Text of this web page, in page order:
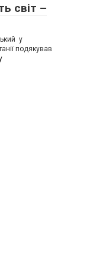
світ –
у
подякував